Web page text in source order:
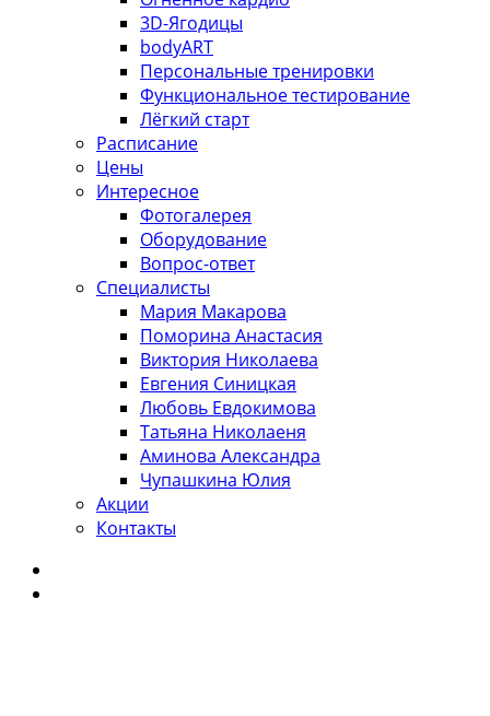
3D-Ягодицы
bodyART
Персональные тренировки
Функциональное тестирование
Лёгкий старт
Расписание
Цены
Интересное
Фотогалерея
Оборудование
Вопрос-ответ
Специалисты
Мария Макарова
Поморина Анастасия
Виктория Николаева
Евгения Синицкая
Любовь Евдокимова
Татьяна Николаеня
Аминова Александра
Чупашкина Юлия
Акции
Контакты